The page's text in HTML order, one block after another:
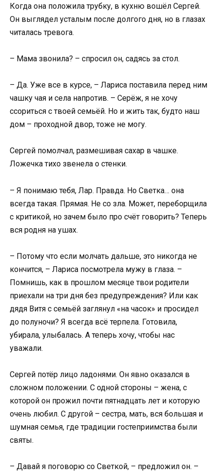
Когда она положила трубку, в кухню вошёл Сергей.
Он выглядел усталым после долгого дня, но в глазах
читалась тревога.
– Мама звонила? – спросил он, садясь за стол.
– Да. Уже все в курсе, – Лариса поставила перед ним
чашку чая и села напротив. – Серёж, я не хочу
ссориться с твоей семьёй. Но и жить так, будто наш
дом – проходной двор, тоже не могу.
Сергей помолчал, размешивая сахар в чашке.
Ложечка тихо звенела о стенки.
– Я понимаю тебя, Лар. Правда. Но Светка… она
всегда такая. Прямая. Не со зла. Может, переборщила
с критикой, но зачем было про счёт говорить? Теперь
вся родня на ушах.
– Потому что если молчать дальше, это никогда не
кончится, – Лариса посмотрела мужу в глаза. –
Помнишь, как в прошлом месяце твои родители
приехали на три дня без предупреждения? Или как
дядя Витя с семьёй заглянул «на часок» и просидел
до полуночи? Я всегда всё терпела. Готовила,
убирала, улыбалась. А теперь хочу, чтобы нас
уважали.
Сергей потёр лицо ладонями. Он явно оказался в
сложном положении. С одной стороны – жена, с
которой он прожил почти пятнадцать лет и которую
очень любил. С другой – сестра, мать, вся большая и
шумная семья, где традиции гостеприимства были
святы.
– Давай я поговорю со Светкой, – предложил он. –